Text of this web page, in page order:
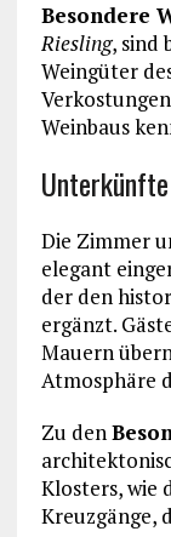
Besondere
Riesling, sind
Weingüter
Weinbaus
Die Zimmer
elegant
der den
ergänzt.
Mauern
Atmosphäre
Zu den
Klosters, wie
Kreuzgänge,